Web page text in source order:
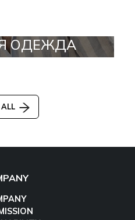
ОДЕЖДА